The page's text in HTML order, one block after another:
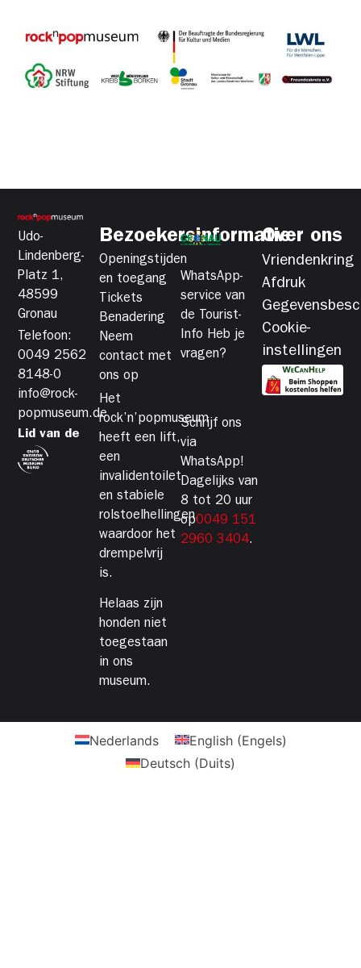
Udo-
Lindenberg-
Platz 1,
48599
Gronau
Telefoon:
0049 2562
8148-0
info@rock-
popmuseum.de
Lid van de
Bezoekersinformatie
Openingstijden
en toegang
Tickets
Benadering
Neem
contact met
ons op
Het
rock’n’popmuseum
heeft een lift,
een
invalidentoilet
en stabiele
rolstoelhellingen,
waardoor het
drempelvrij
is.
Helaas zijn
honden niet
toegestaan
in ons
museum.
WhatsApp-
service van
de Tourist-
Info Heb je
vragen?
Schrijf ons
via
WhatsApp!
Dagelijks van
8 tot 20 uur
op0049 151
2960 3404.
Over ons
Vriendenkring
Afdruk
Cookie-
instellingen
Nederlands English(Engels)
Deutsch (Duits)